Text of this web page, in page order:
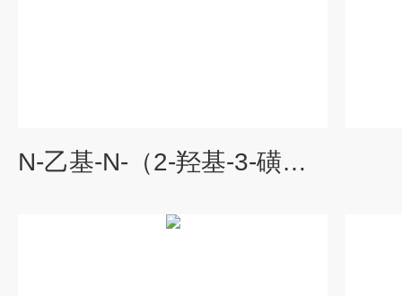
N-乙基-N-（2-羟基-3-磺丙基）-3,5-二甲氧基苯胺钠盐